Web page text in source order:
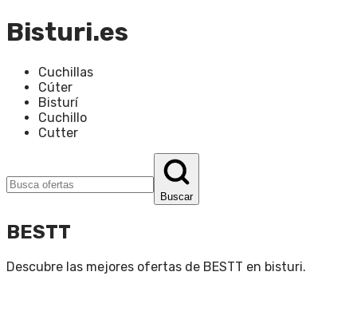
Bisturi.es
Cuchillas
Cúter
Bisturí
Cuchillo
Cutter
Buscar
BESTT
Descubre las mejores ofertas de BESTT en bisturi.